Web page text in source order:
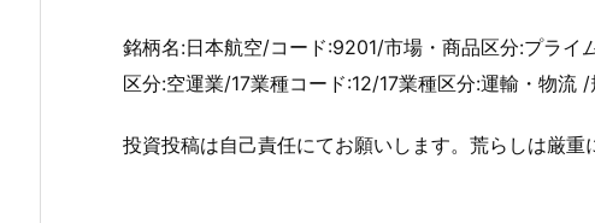
銘柄名:日本航空/コード:9201/市場・商品区分:プラ
区分:空運業/17業種コード:12/17業種区分:運輸・物
投資投稿は自己責任にてお願いします。荒らしは厳重